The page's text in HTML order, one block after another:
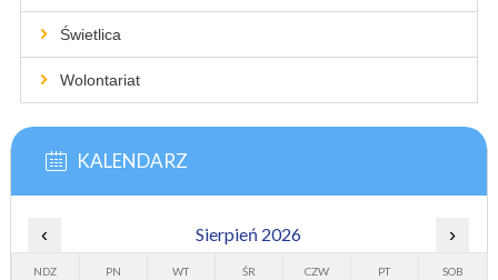
Świetlica
Wolontariat
KALENDARZ
‹ Sierpień 2026 ›
NDZ PN WT ŚR CZW PT SOB